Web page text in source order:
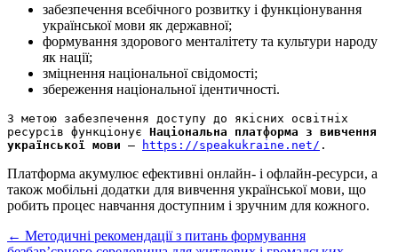
забезпечення всебічного розвитку і функціонування
української мови як державної;
формування здорового менталітету та культури народу
як нації;
зміцнення національної свідомості;
збереження національної ідентичності.
З метою забезпечення доступу до якісних освітніх
ресурсів функціонує Національна платформа з вивчення
української мови – https://speakukraine.net/ .
Платформа акумулює ефективні онлайн- і офлайн-ресурси, а
також мобільні додатки для вивчення української мови, що
робить процес навчання доступним і зручним для кожного.
Post
← Методичні рекомендації з питань формування